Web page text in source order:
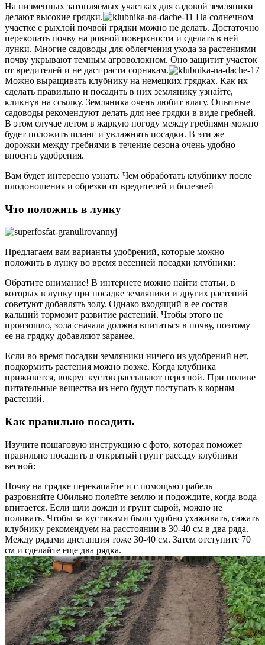
На низменных затопляемых участках для садовой земляники
делают высокие грядки.
На солнечном
участке с рыхлой почвой грядки можно не делать. Достаточно
перекопать почву на ровной поверхности и сделать в ней
лунки. Многие садоводы для облегчения ухода за растениями
почву укрывают темным агроволокном. Оно защитит участок
от вредителей и не даст расти сорнякам.
Можно выращивать клубнику на немецких грядках. Как их
сделать правильно и посадить в них землянику узнайте,
кликнув на ссылку. Земляника очень любит влагу. Опытные
садоводы рекомендуют делать для нее грядки в виде гребней.
В этом случае летом в жаркую погоду между гребнями можно
будет положить шланг и увлажнять посадки. В эти же
дорожки между гребнями в течение сезона очень удобно
вносить удобрения.
Вам будет интересно узнать: Чем обработать клубнику после
плодоношения и обрезки от вредителей и болезней
Что положить в лунку
Предлагаем вам варианты удобрений, которые можно
положить в лунку во время весенней посадки клубники:
Обратите внимание! В интернете можно найти статьи, в
которых в лунку при посадке земляники и других растений
советуют добавлять золу. Однако входящий в ее состав
кальций тормозит развитие растений. Чтобы этого не
произошло, зола сначала должна впитаться в почву, поэтому
ее на грядку добавляют заранее.
Если во время посадки земляники ничего из удобрений нет,
подкормить растения можно позже. Когда клубника
приживется, вокруг кустов рассыпают перегной. При поливе
питательные вещества из него будут поступать к корням
растений.
Как правильно посадить
Изучите пошаговую инструкцию с фото, которая поможет
правильно посадить в открытый грунт рассаду клубники
весной:
Почву на грядке перекапайте и с помощью грабель
разровняйте Обильно полейте землю и подождите, когда вода
впитается. Если шли дожди и грунт сырой, можно не
поливать. Чтобы за кустиками было удобно ухаживать, сажать
клубнику рекомендуем на расстоянии в 30-40 см в два ряда.
Между рядами дистанция тоже 30-40 см. Затем отступите 70
см и сделайте еще два рядка.